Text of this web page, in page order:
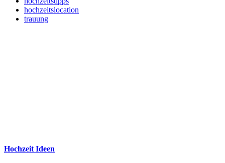
hochzeitslocation
trauung
Hochzeit Ideen